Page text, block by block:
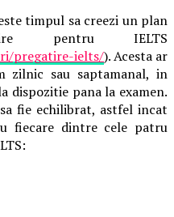
timpul sa creezi un plan
pentru IELTS
pregatire-ielts/). Acesta ar
zilnic sau saptamanal, in
dispozitie pana la examen.
fie echilibrat, astfel incat
fiecare dintre cele patru